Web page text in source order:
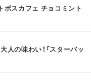
ボスカフェ チョコミント
人の味わい！「スターバッ